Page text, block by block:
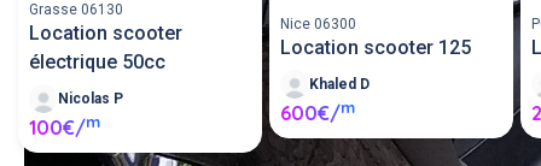
Grasse 06130
Location scooter
électrique 50cc
Nicolas P
100€/m
Nice 06300
Location scooter 125
Khaled D
600€/m